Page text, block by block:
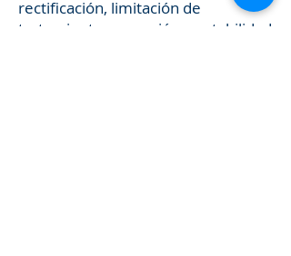
rectificación, limitación de
tratamiento, supresión, portabilidad